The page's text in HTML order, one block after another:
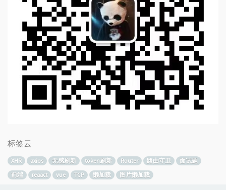
标签云
XHR axios 无感刷新 token刷新 Router 路由守卫
面试题
前端
reaact vue TCP 懒加载 图片懒加载